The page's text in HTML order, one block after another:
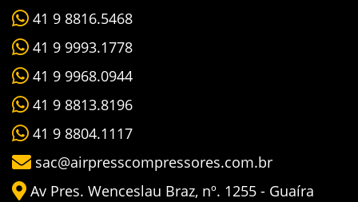
41 9 8816.5468
41 9 9993.1778
41 9 9968.0944
41 9 8813.8196
41 9 8804.1117
sac@airpresscompressores.com.br
Av Pres. Wenceslau Braz, nº. 1255 - Guaíra